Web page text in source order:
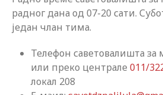
радног дана од 07-20 сати.
један члан тима.
Телефон саветовалишта за
или преко централе 011/
локал 208